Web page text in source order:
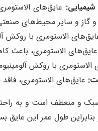
شیمیایی: عایق‌های
گاز و سایر محیط‌های
الاستومری با روکش
الاستومری، باعث
الاستومری با روکش
عایق‌های الاستومری، فاقد CFC و HCFC بوده و به محیط زیست آسیب نمی‌رسانند.
و منعطف است و به
طول عمر این عایق